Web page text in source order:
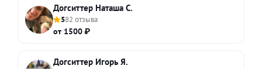
Догситтер Наташа С.
582 отзыва
от 1500 ₽
Догситтер Игорь Я.